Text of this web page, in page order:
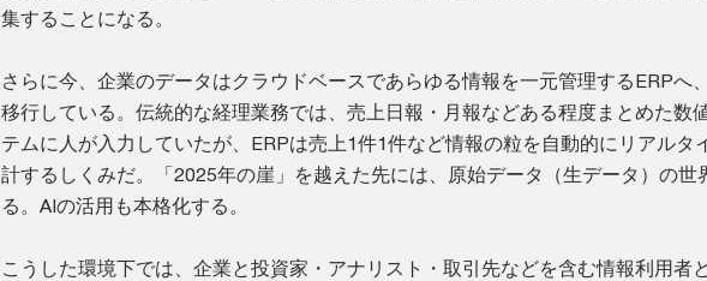
集することになる。
さらに今、企業のデータはクラウドベースであらゆる情報を一元管理するERPへ
移行している。伝統的な経理業務では、売上日報・月報などある程度まとめた数
テムに人が入力していたが、ERPは売上1件1件など情報の粒を自動的にリアルタ
計するしくみだ。「2025年の崖」を越えた先には、原始データ（生データ）の世
る。AIの活用も本格化する。
こうした環境下では、企業と投資家・アナリスト・取引先などを含む情報利用者